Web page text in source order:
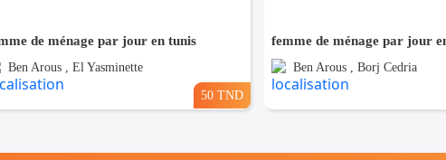
de ménage par jour en tunis
Ben Arous , El Yasminette
50 TND
femme de ménage par jour
Ben Arous , Borj Cedria